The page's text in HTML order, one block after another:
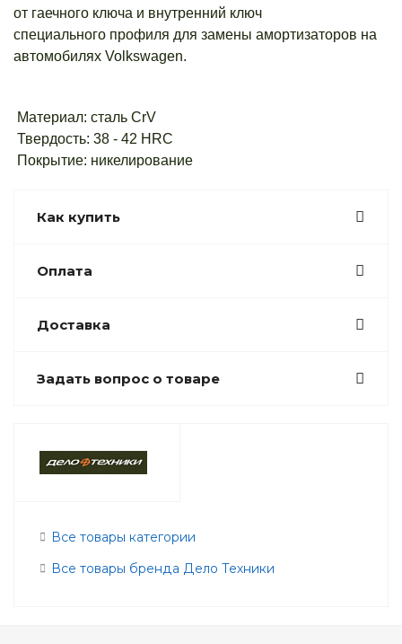
от гаечного ключа и внутренний ключ
специального профиля для замены амортизаторов на
автомобилях Volkswagen.
Материал: сталь CrV
Твердость: 38 - 42 HRC
Покрытие: никелирование
Как купить
Оплата
Доставка
Задать вопрос о товаре
Все товары категории
Все товары бренда Дело Техники